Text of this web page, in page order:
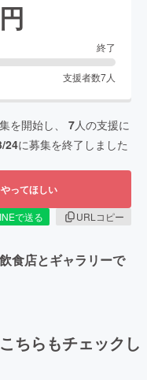
円
終了
支援者数7人
を開始し、 7人の支援に
24に募集を終了しました
ってほしい
で送る
URLコピー
食店とギャラリーで
ちらもチェックし